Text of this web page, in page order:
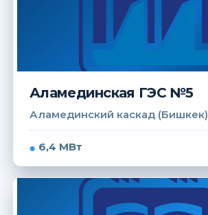
Аламединская ГЭС №5
Аламединский каскад (Бишкек)
6,4 МВт